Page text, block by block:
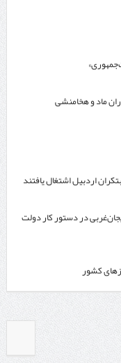
ماد و هخامنشی
در دستور کار دولت
کشور